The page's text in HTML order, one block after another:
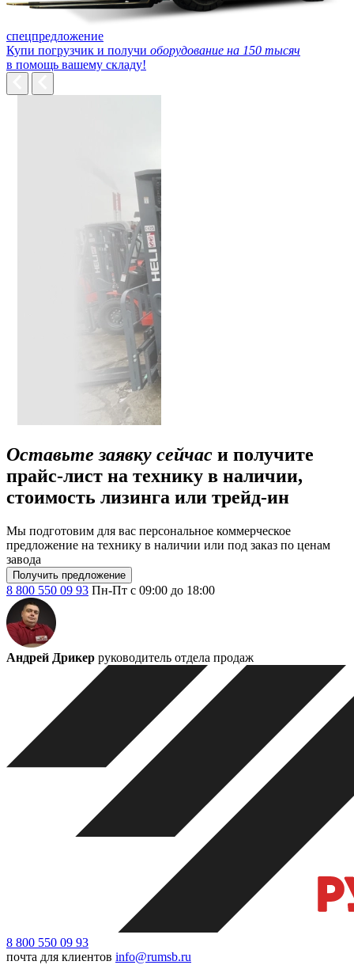
спецпредложение
Купи погрузчик и получи оборудование на 150 тысяч
в помощь вашему складу!
Оставьте заявку сейчас и получите
прайс-лист на технику в наличии,
стоимость лизинга или трейд-ин
Мы подготовим для вас персональное коммерческое
предложение на технику в наличии или под заказ по ценам
завода
Получить предложение
8 800 550 09 93 Пн-Пт с 09:00 до 18:00
Андрей Дрикер руководитель отдела продаж
8 800 550 09 93
почта для клиентов info@rumsb.ru